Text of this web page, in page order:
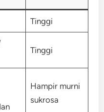
Tinggi
Tinggi
Hampir murni
sukrosa